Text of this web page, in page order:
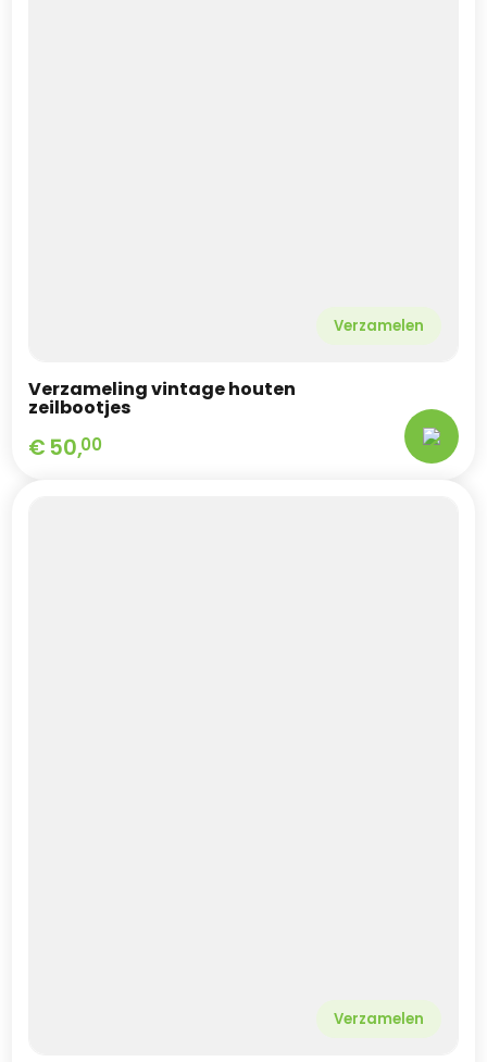
Verzamelen
Verzameling vintage houten
zeilbootjes
€ 50,00
Verzamelen